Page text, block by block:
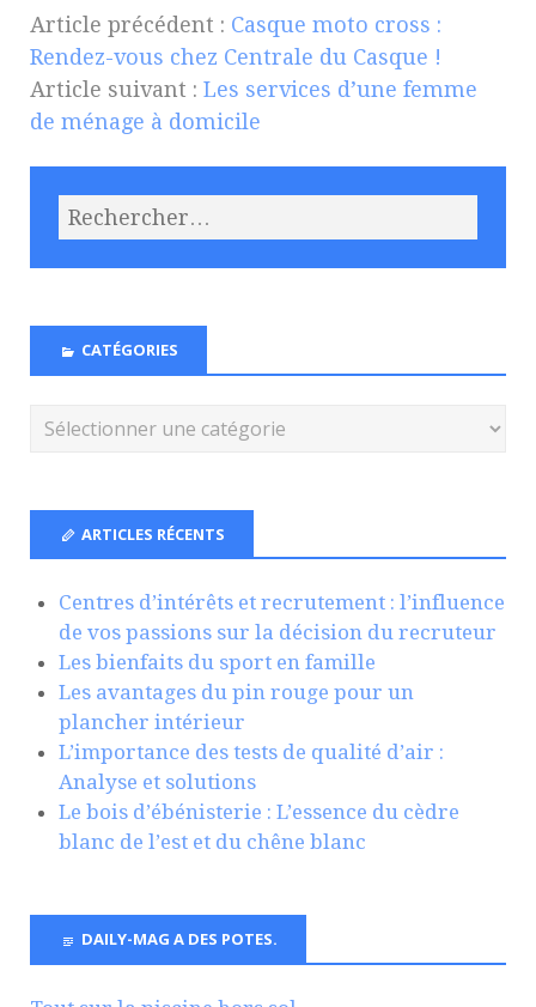
Article précédent : Casque moto cross :
Rendez-vous chez Centrale du Casque !
Article suivant : Les services d’une femme
de ménage à domicile
CATÉGORIES
ARTICLES RÉCENTS
Centres d’intérêts et recrutement : l’influence
de vos passions sur la décision du recruteur
Les bienfaits du sport en famille
Les avantages du pin rouge pour un
plancher intérieur
L’importance des tests de qualité d’air :
Analyse et solutions
Le bois d’ébénisterie : L’essence du cèdre
blanc de l’est et du chêne blanc
DAILY-MAG A DES POTES.